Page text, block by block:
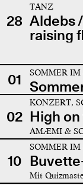
28
TANZ
Aldebs
raising
01 SOMMER IM
02
KONZERT,
High
AMÆMI &
10
SOMMER
Mit